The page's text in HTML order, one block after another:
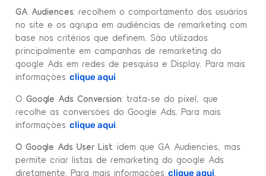
GA Audiences: recolhem o comportamento dos usuários
no site e os agrupa em audiências de remarketing com
base nos critérios que definem. São utilizados
principalmente em campanhas de remarketing do
google Ads em redes de pesquisa e Display. Para mais
informações clique aqui
O Google Ads Conversion: trata-se do pixel, que
recolhe as conversões do Google Ads. Para mais
informações clique aqui
O Google Ads User List: idem que GA Audiencies, mas
permite criar listas de remarketing do google Ads
diretamente. Para mais informações clique aqui